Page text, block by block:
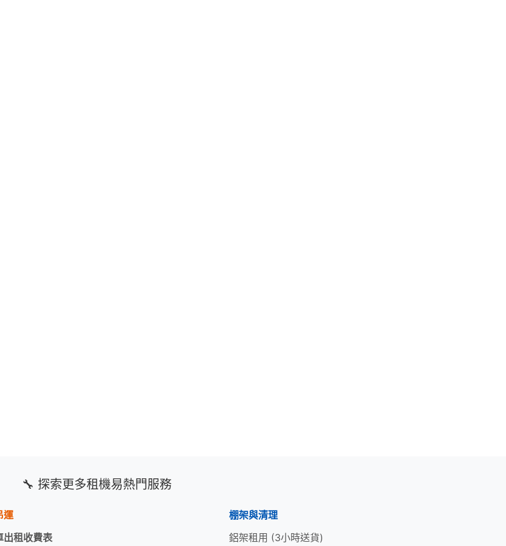
🔧 探索更多租機易熱門服務
運
出租收費表
棚架與清理
鋁架租用 (3小時送貨)